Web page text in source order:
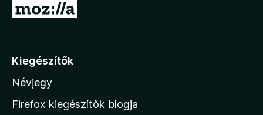
U
á
a
M
Kiegészítők
Névjegy
Firefox kiegészítők blogja